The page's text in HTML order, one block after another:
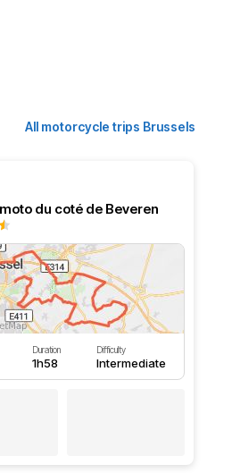
All motorcycle trips Brussels
du coté de Beveren
Duration
1h58
Difficulty
Intermediate